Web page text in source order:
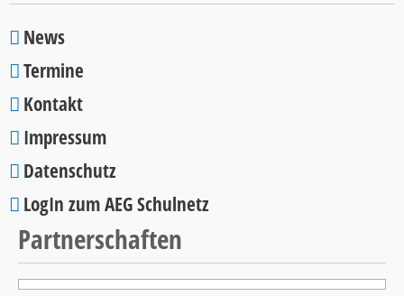
Navigation
überspringen
News
Termine
Kontakt
Impressum
Datenschutz
LogIn zum AEG Schulnetz
Partnerschaften